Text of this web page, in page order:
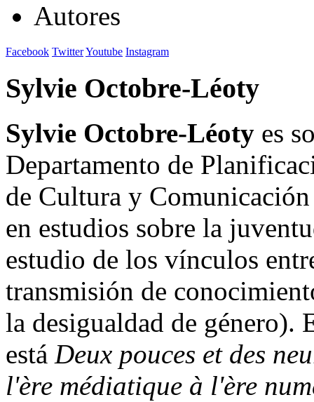
Autores
Facebook TwitterYoutube Instagram
Sylvie Octobre-Léoty
Sylvie Octobre-Léoty es
Departamento de
de Cultura y
en estudios sobre la
estudio de los vínculos
transmisión de
la desigualdad de género).
está Deux pouces et des
l'ère médiatique à l'ère